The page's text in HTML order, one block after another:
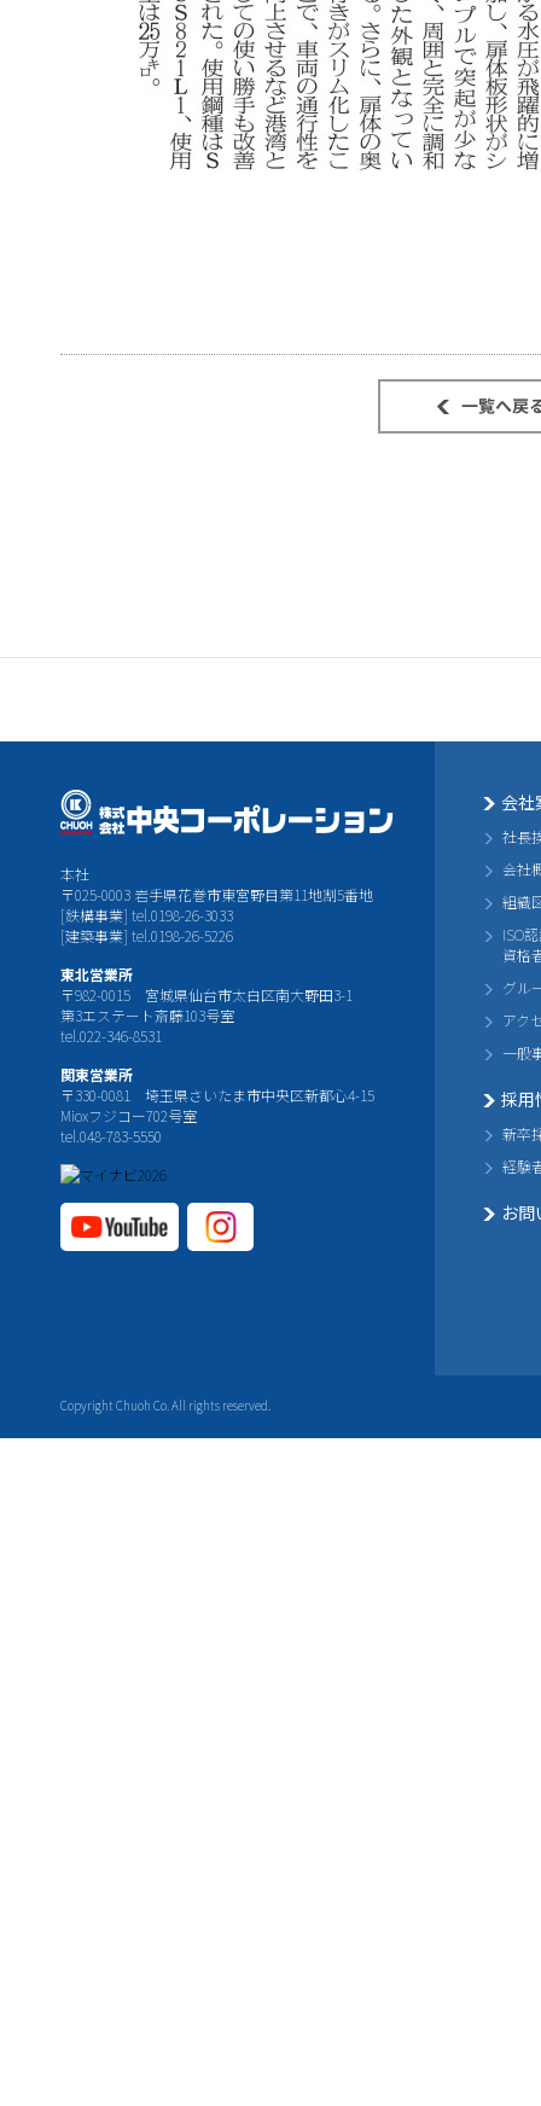
本社
〒025-0003 岩手県花巻市東宮野目第11地割5番地
[鉄構事業] tel.0198-26-3033
[建築事業] tel.0198-26-5226
東北営業所
〒982-0015 宮城県仙台市太白区南大野田3-1
第3エステート斎藤103号室
tel.022-346-8531
関東営業所
〒330-0081 埼玉県さいたま市中央区新都心4-15
Mioxフジコー702号室
tel.048-783-5550
Copyright Chuoh Co. All rights reserved.
会社
社長
会社
組織
ISO
資格
グル
アク
一般
採用
新卒
経験
お